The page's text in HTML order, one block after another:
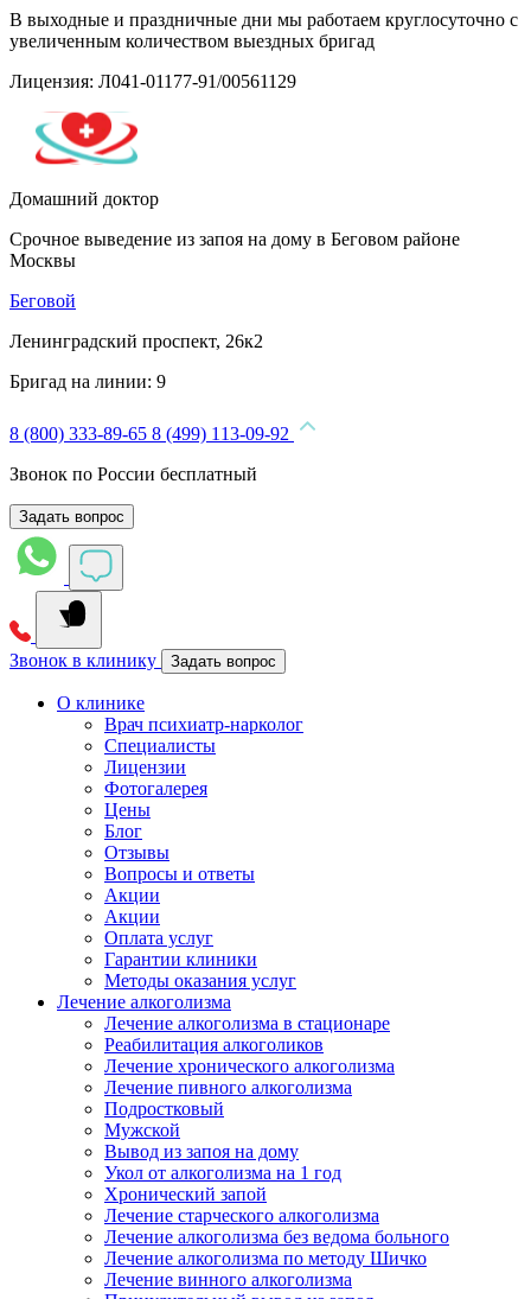
В выходные и праздничные дни мы работаем круглосуточно с
увеличенным количеством выездных бригад
Лицензия: Л041-01177-91/00561129
Домашний доктор
Срочное выведение из запоя на дому в Беговом районе
Москвы
Беговой
Ленинградский проспект, 26к2
Бригад на линии: 9
8 (800) 333-89-65 8 (499) 113-09-92
Звонок по России бесплатный
Задать вопрос
Звонок в клинику Задать вопрос
О клинике
Врач психиатр-нарколог
Специалисты
Лицензии
Фотогалерея
Цены
Блог
Отзывы
Вопросы и ответы
Акции
Акции
Оплата услуг
Гарантии клиники
Методы оказания услуг
Лечение алкоголизма
Лечение алкоголизма в стационаре
Реабилитация алкоголиков
Лечение хронического алкоголизма
Лечение пивного алкоголизма
Подростковый
Мужской
Вывод из запоя на дому
Укол от алкоголизма на 1 год
Хронический запой
Лечение старческого алкоголизма
Лечение алкоголизма без ведома больного
Лечение алкоголизма по методу Шичко
Лечение винного алкоголизма